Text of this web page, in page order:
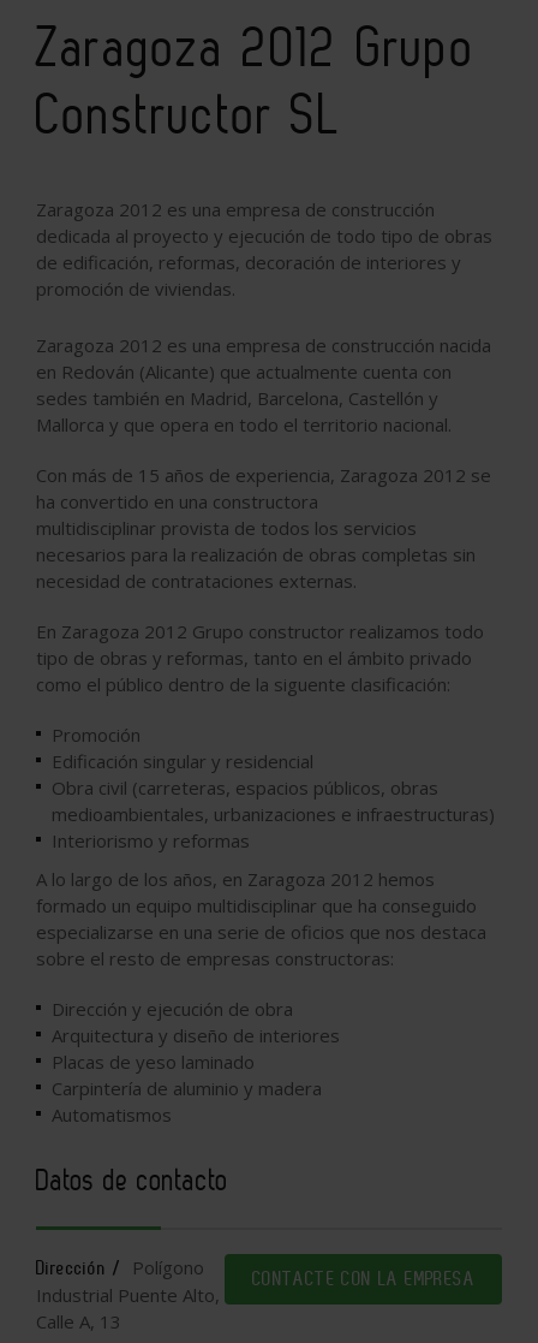
Zaragoza 2012 Grupo
Constructor SL
Zaragoza 2012 es una empresa de construcción
dedicada al proyecto y ejecución de todo tipo de obras
de edificación, reformas, decoración de interiores y
promoción de viviendas.
Zaragoza 2012 es una empresa de construcción nacida
en Redován (Alicante) que actualmente cuenta con
sedes también en Madrid, Barcelona, Castellón y
Mallorca y que opera en todo el territorio nacional.
Con más de 15 años de experiencia, Zaragoza 2012 se
ha convertido en una constructora
multidisciplinar provista de todos los servicios
necesarios para la realización de obras completas sin
necesidad de contrataciones externas.
En Zaragoza 2012 Grupo constructor realizamos todo
tipo de obras y reformas, tanto en el ámbito privado
como el público dentro de la siguente clasificación:
Promoción
Edificación singular y residencial
Obra civil (carreteras, espacios públicos, obras
medioambientales, urbanizaciones e infraestructuras)
Interiorismo y reformas
A lo largo de los años, en Zaragoza 2012 hemos
formado un equipo multidisciplinar que ha conseguido
especializarse en una serie de oficios que nos destaca
sobre el resto de empresas constructoras:
Dirección y ejecución de obra
Arquitectura y diseño de interiores
Placas de yeso laminado
Carpintería de aluminio y madera
Automatismos
Datos de contacto
CONTACTE CON LA EMPRESA
Dirección /
Polígono
Industrial Puente Alto,
Calle A, 13